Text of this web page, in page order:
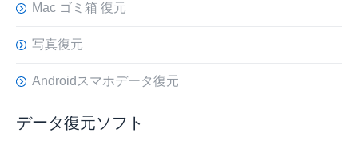
Mac ゴミ箱 復元
写真復元
Androidスマホデータ復元
データ復元ソフト